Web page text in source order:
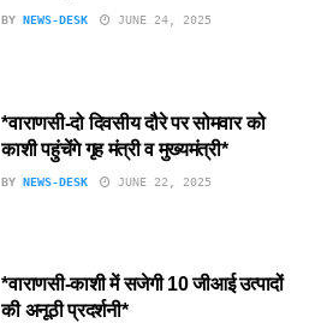
BY NEWS-DESK JUNE 24, 2025
*वाराणसी-दो दिवसीय दौरे पर सोमवार को
काशी पहुंचेंगे गृह मंत्री व मुख्यमंत्री*
BY NEWS-DESK JUNE 22, 2025
*वाराणसी-काशी में सजेगी 10 जीआई उत्पादों
की अनूठी प्रदर्शनी*